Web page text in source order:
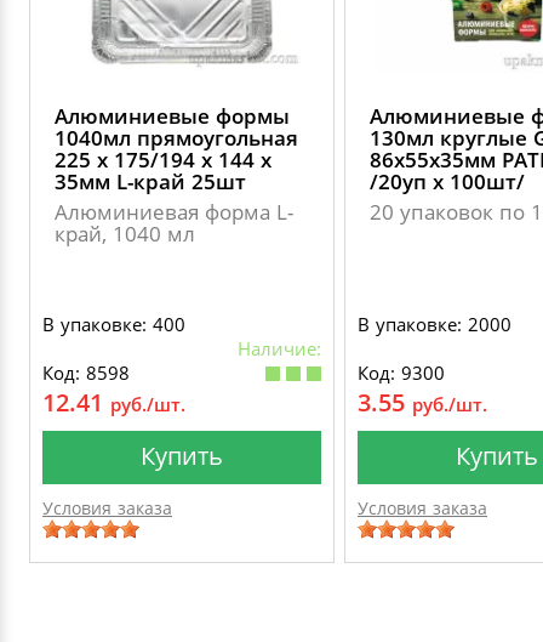
Алюминиевые формы
1040мл прямоугольная
225 х 175/194 х 144 х
35мм L-край 25шт
Алюминиевая форма L-
край, 1040 мл
В упаковке: 400
Наличие:
Код: 8598
12.41 руб./шт.
Купить
Условия заказа
Алюминиевые
130мл круглые
86х55х35мм
/20уп х 100шт/
20 упаковок по
В упаковке: 2000
Код: 9300
3.55 руб./шт.
Купить
Условия заказа